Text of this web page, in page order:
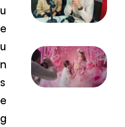
u
e
u
n
s
e
g